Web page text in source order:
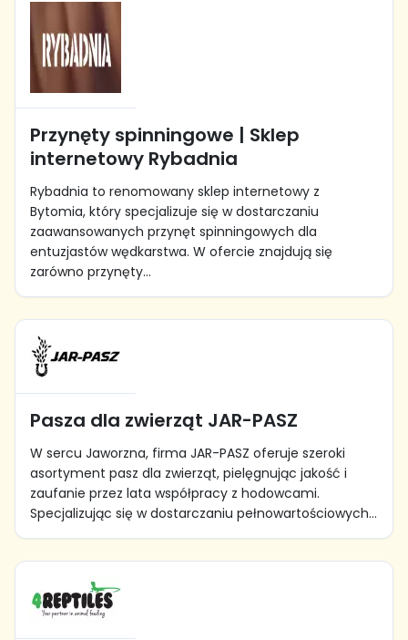
Przynęty spinningowe | Sklep
internetowy Rybadnia
Rybadnia to renomowany sklep internetowy z
Bytomia, który specjalizuje się w dostarczaniu
zaawansowanych przynęt spinningowych dla
entuzjastów wędkarstwa. W ofercie znajdują się
zarówno przynęty...
Pasza dla zwierząt JAR-PASZ
W sercu Jaworzna, firma JAR-PASZ oferuje szeroki
asortyment pasz dla zwierząt, pielęgnując jakość i
zaufanie przez lata współpracy z hodowcami.
Specjalizując się w dostarczaniu pełnowartościowych...